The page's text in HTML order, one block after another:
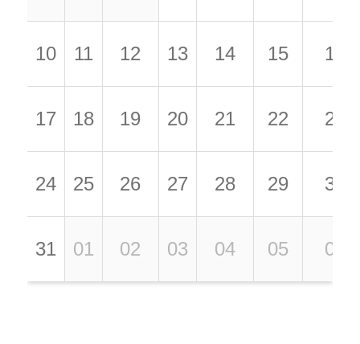
10 11 12 13 14 15 16
17 18 19 20 21 22 23
24 25 26 27 28 29 30
31 01 02 03 04 05 06